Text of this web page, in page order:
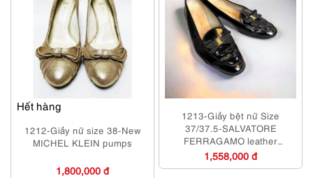
Hết hàng
1212-Giầy nữ size 38-New
MICHEL KLEIN pumps
1,800,000 đ
1213-Giầy bệt nữ Size
37/37.5-SALVATORE
FERRAGAMO leather
Loafers-Đã sử dụng
1,558,000 đ